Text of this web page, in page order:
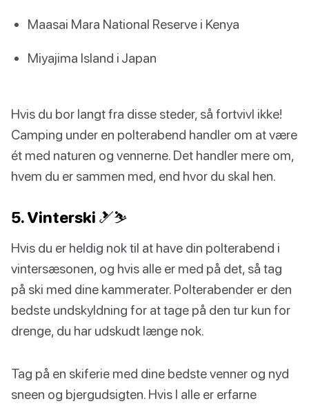
Maasai Mara National Reserve i Kenya
Miyajima Island i Japan
Hvis du bor langt fra disse steder, så fortvivl ikke!
Camping under en polterabend handler om at være
ét med naturen og vennerne. Det handler mere om,
hvem du er sammen med, end hvor du skal hen.
5. Vinterski 🎿⛷️
Hvis du er heldig nok til at have din polterabend i
vintersæsonen, og hvis alle er med på det, så tag
på ski med dine kammerater. Polterabender er den
bedste undskyldning for at tage på den tur kun for
drenge, du har udskudt længe nok.
Tag på en skiferie med dine bedste venner og nyd
sneen og bjergudsigten. Hvis I alle er erfarne